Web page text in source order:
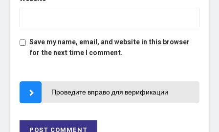
Save my name, email, and website in this browser
for the next time I comment.
Проведите вправо для верификации